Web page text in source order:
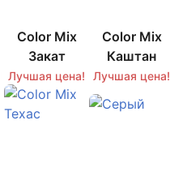
Color Mix
Закат
Лучшая цена!
Color Mix
Каштан
Лучшая цена!